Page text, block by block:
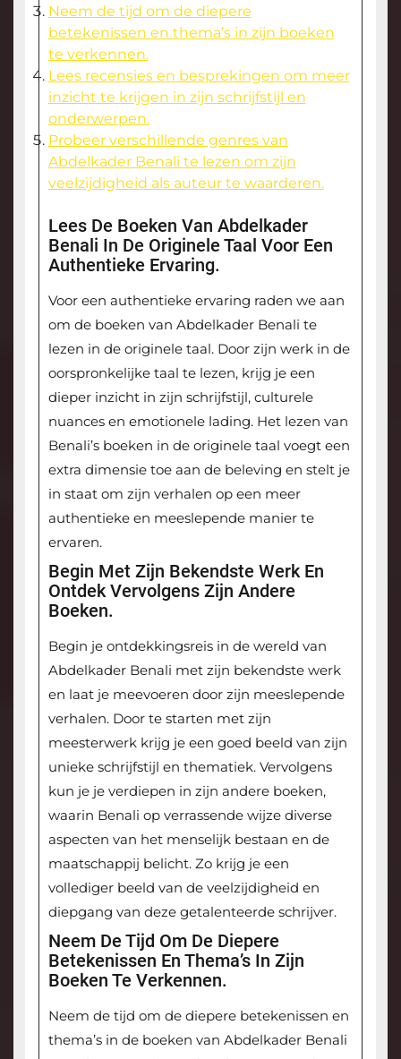
Neem de tijd om de diepere
betekenissen en thema’s in zijn boeken
te verkennen.
Lees recensies en besprekingen om meer
inzicht te krijgen in zijn schrijfstijl en
onderwerpen.
Probeer verschillende genres van
Abdelkader Benali te lezen om zijn
veelzijdigheid als auteur te waarderen.
Lees De Boeken Van Abdelkader
Benali In De Originele Taal Voor Een
Authentieke Ervaring.
Voor een authentieke ervaring raden we aan
om de boeken van Abdelkader Benali te
lezen in de originele taal. Door zijn werk in de
oorspronkelijke taal te lezen, krijg je een
dieper inzicht in zijn schrijfstijl, culturele
nuances en emotionele lading. Het lezen van
Benali’s boeken in de originele taal voegt een
extra dimensie toe aan de beleving en stelt je
in staat om zijn verhalen op een meer
authentieke en meeslepende manier te
ervaren.
Begin Met Zijn Bekendste Werk En
Ontdek Vervolgens Zijn Andere
Boeken.
Begin je ontdekkingsreis in de wereld van
Abdelkader Benali met zijn bekendste werk
en laat je meevoeren door zijn meeslepende
verhalen. Door te starten met zijn
meesterwerk krijg je een goed beeld van zijn
unieke schrijfstijl en thematiek. Vervolgens
kun je je verdiepen in zijn andere boeken,
waarin Benali op verrassende wijze diverse
aspecten van het menselijk bestaan en de
maatschappij belicht. Zo krijg je een
vollediger beeld van de veelzijdigheid en
diepgang van deze getalenteerde schrijver.
Neem De Tijd Om De Diepere
Betekenissen En Thema’s In Zijn
Boeken Te Verkennen.
Neem de tijd om de diepere betekenissen en
thema’s in de boeken van Abdelkader Benali